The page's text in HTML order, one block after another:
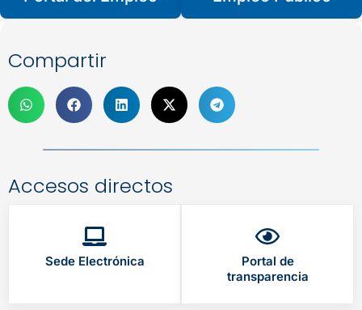
Compartir
Accesos directos
Sede Electrónica
Portal de
transparencia